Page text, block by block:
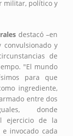
militar, político y
destacó –en
y
de
"El mundo
para que
ingrediente,
entre dos
donde
ejercicio de la
invocado cada